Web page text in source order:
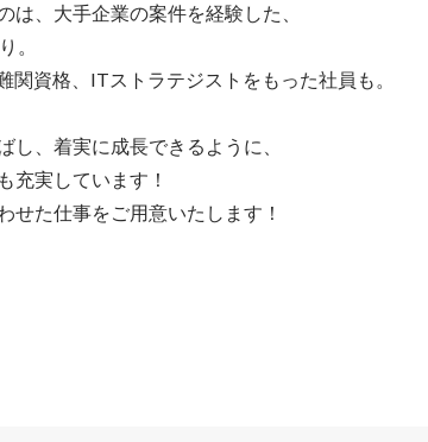
は、大手企業の案件を経験した、
。
関資格、ITストラテジストをもった社員も。
し、着実に成長できるように、
充実しています！
せた仕事をご用意いたします！